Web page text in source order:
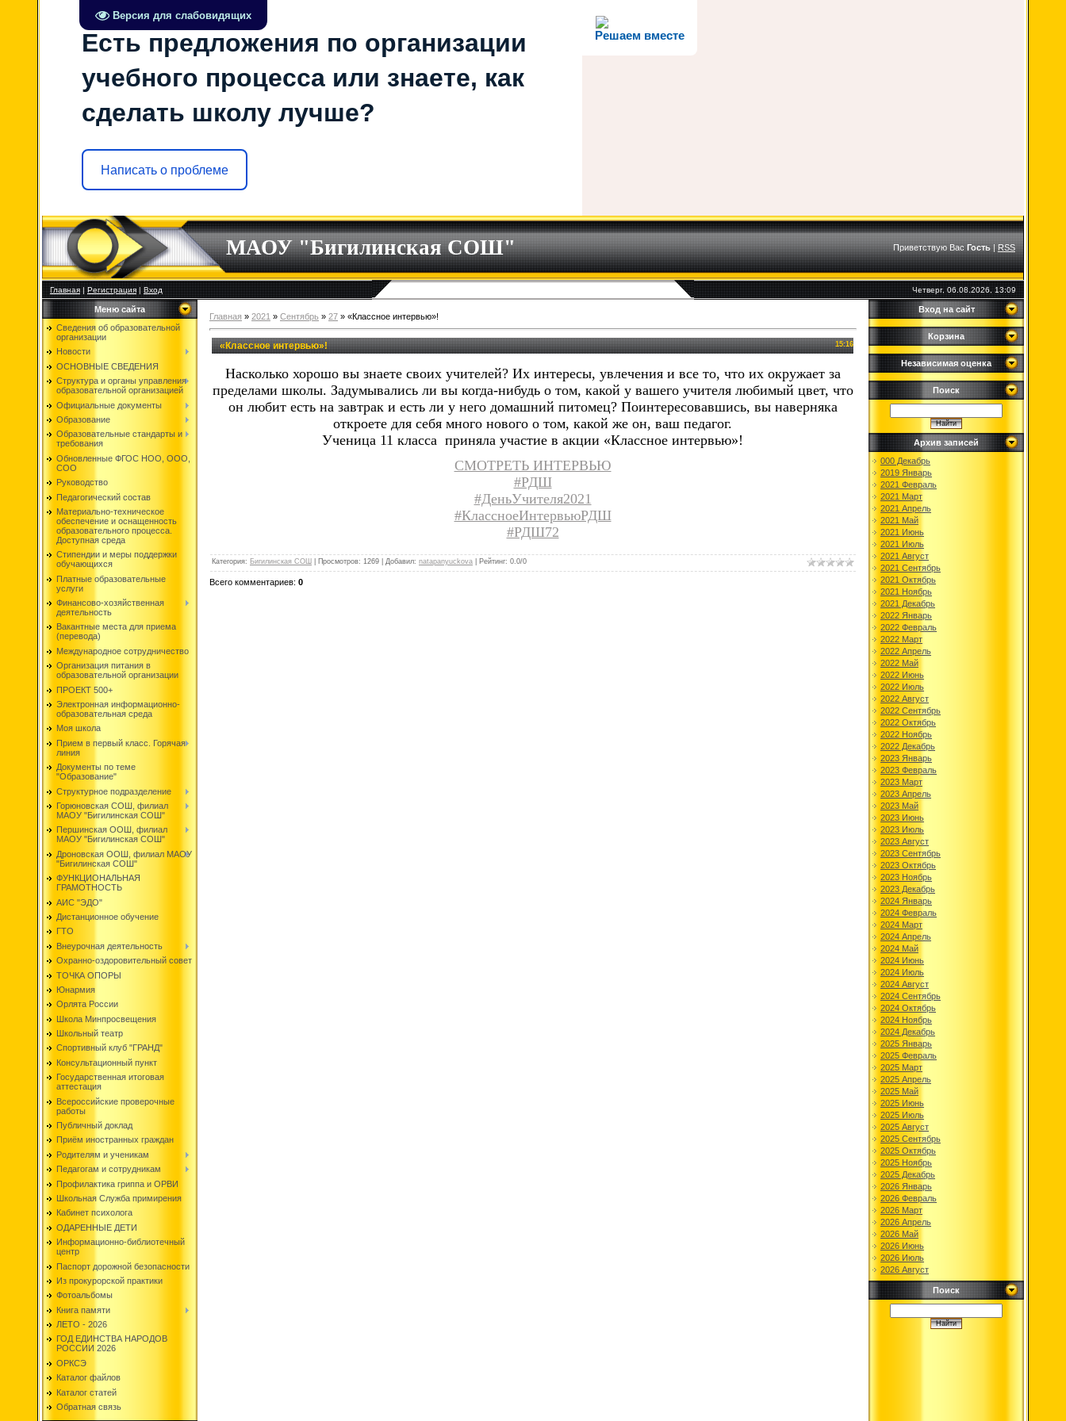
Версия для слабовидящих
Решаем вместе
Есть предложения по организации
учебного процесса или знаете, как
сделать школу лучше?
Написать о проблеме
МАОУ "Бигилинская СОШ" Приветствую Вас Гость|RSS
Главная|Регистрация|Вход Четверг, 06.08.2026, 13:09
Меню сайта
Сведения об образовательной
организации
Новости
ОСНОВНЫЕ СВЕДЕНИЯ
Структура и органы управления
образовательной организацией
Официальные документы
Образование
Образовательные стандарты и
требования
Обновленные ФГОС НОО, ООО,
СОО
Руководство
Педагогический состав
Материально-техническое
обеспечение и оснащенность
образовательного процесса.
Доступная среда
Стипендии и меры поддержки
обучающихся
Платные образовательные
услуги
Финансово-хозяйственная
деятельность
Вакантные места для приема
(перевода)
Международное сотрудничество
Организация питания в
образовательной организации
ПРОЕКТ 500+
Электронная информационно-
образовательная среда
Моя школа
Прием в первый класс. Горячая
линия
Документы по теме
"Образование"
Структурное подразделение
Горюновская СОШ, филиал
МАОУ "Бигилинская СОШ"
Першинская ООШ, филиал
МАОУ "Бигилинская СОШ"
Дроновская ООШ, филиал МАОУ
"Бигилинская СОШ"
ФУНКЦИОНАЛЬНАЯ
ГРАМОТНОСТЬ
АИС "ЭДО"
Дистанционное обучение
ГТО
Внеурочная деятельность
Охранно-оздоровительный совет
ТОЧКА ОПОРЫ
Юнармия
Орлята России
Школа Минпросвещения
Школьный театр
Спортивный клуб "ГРАНД"
Консультационный пункт
Государственная итоговая
аттестация
Всероссийские проверочные
работы
Публичный доклад
Приём иностранных граждан
Родителям и ученикам
Педагогам и сотрудникам
Профилактика гриппа и ОРВИ
Школьная Служба примирения
Кабинет психолога
ОДАРЕННЫЕ ДЕТИ
Информационно-библиотечный
центр
Паспорт дорожной безопасности
Из прокурорской практики
Фотоальбомы
Книга памяти
ЛЕТО - 2026
ГОД ЕДИНСТВА НАРОДОВ
РОССИИ 2026
ОРКСЭ
Каталог файлов
Каталог статей
Обратная связь
Главная » 2021 » Сентябрь » 27 » «Классное интервью»!
15:16
«Классное интервью»!
Насколько хорошо вы знаете своих учителей? Их интересы, увлечения и все то, что их окружает за
пределами школы. Задумывались ли вы когда-нибудь о том, какой у вашего учителя любимый цвет, что
он любит есть на завтрак и есть ли у него домашний питомец? Поинтересовавшись, вы наверняка
откроете для себя много нового о том, какой же он, ваш педагог.
Ученица 11 класса приняла участие в акции «Классное интервью»!
СМОТРЕТЬ ИНТЕРВЬЮ
#РДШ
#ДеньУчителя2021
#КлассноеИнтервьюРДШ
#РДШ72
Категория: Бигилинская СОШ Просмотров: 1269 Добавил: natapanyuckova Рейтинг: 0.0/0
Всего комментариев: 0
Вход на сайт
Корзина
Независимая оценка
Поиск
Архив записей
000 Декабрь
2019 Январь
2021 Февраль
2021 Март
2021 Апрель
2021 Май
2021 Июнь
2021 Июль
2021 Август
2021 Сентябрь
2021 Октябрь
2021 Ноябрь
2021 Декабрь
2022 Январь
2022 Февраль
2022 Март
2022 Апрель
2022 Май
2022 Июнь
2022 Июль
2022 Август
2022 Сентябрь
2022 Октябрь
2022 Ноябрь
2022 Декабрь
2023 Январь
2023 Февраль
2023 Март
2023 Апрель
2023 Май
2023 Июнь
2023 Июль
2023 Август
2023 Сентябрь
2023 Октябрь
2023 Ноябрь
2023 Декабрь
2024 Январь
2024 Февраль
2024 Март
2024 Апрель
2024 Май
2024 Июнь
2024 Июль
2024 Август
2024 Сентябрь
2024 Октябрь
2024 Ноябрь
2024 Декабрь
2025 Январь
2025 Февраль
2025 Март
2025 Апрель
2025 Май
2025 Июнь
2025 Июль
2025 Август
2025 Сентябрь
2025 Октябрь
2025 Ноябрь
2025 Декабрь
2026 Январь
2026 Февраль
2026 Март
2026 Апрель
2026 Май
2026 Июнь
2026 Июль
2026 Август
Поиск